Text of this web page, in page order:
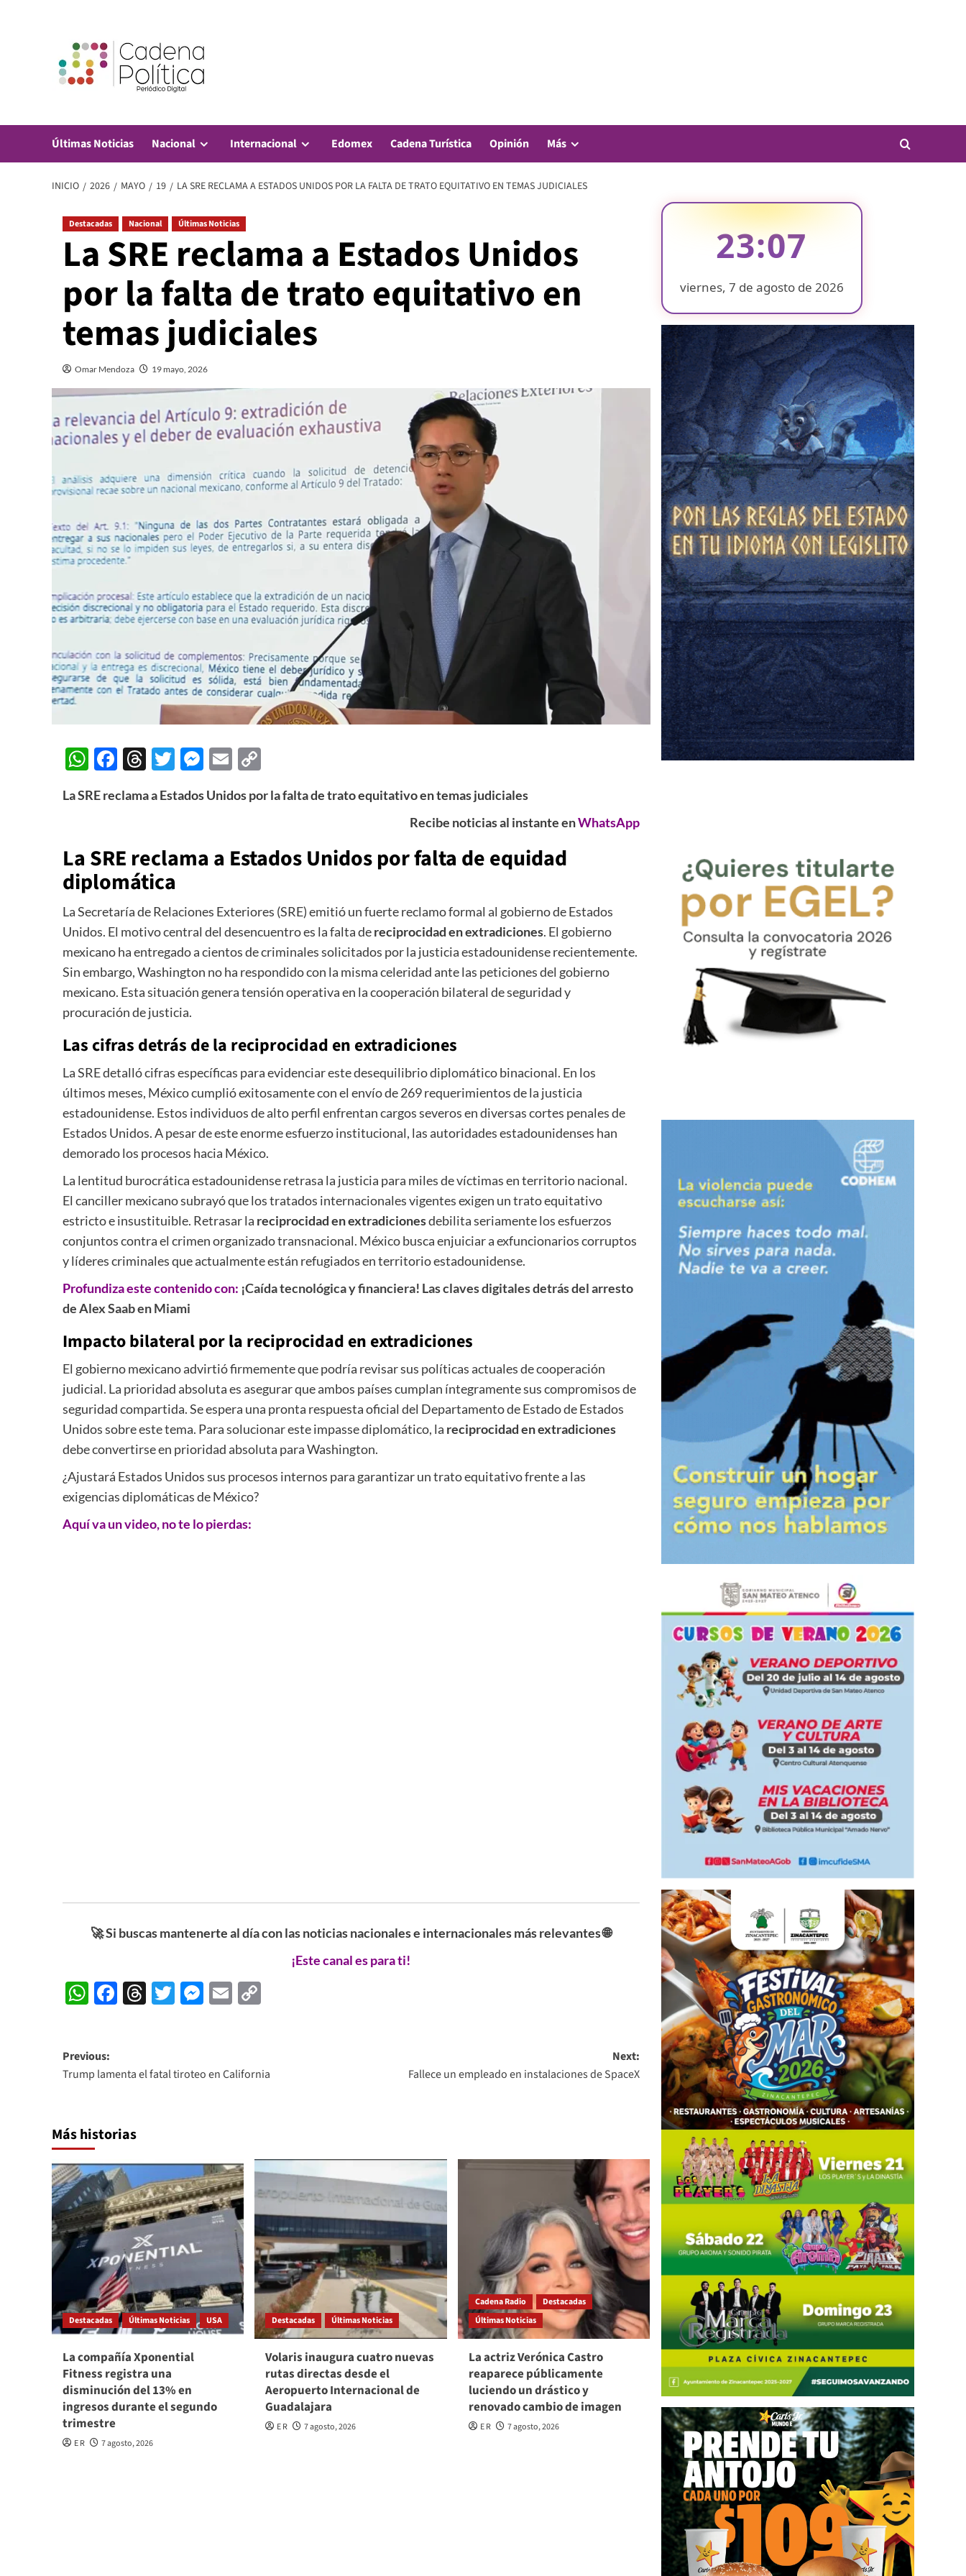
Últimas Noticias Nacional Internacional Edomex Cadena Turística Opinión Más
INICIO 2026 MAYO 19 LA SRE RECLAMA A ESTADOS UNIDOS POR LA FALTA DE TRATO EQUITATIVO EN TEMAS JUDICIALES
Destacadas Nacional Últimas Noticias
La SRE reclama a Estados Unidos
por la falta de trato equitativo en
temas judiciales
Omar Mendoza 19 mayo, 2026
WhatsApp
Facebook
Threads
Twitter
Messenger
Email
La SRE reclama a Estados Unidos por la falta de trato equitativo en temas judiciales
Recibe noticias al instante enWhatsApp
La SRE reclama a Estados Unidos por falta de equidad
diplomática
La Secretaría de Relaciones Exteriores (SRE) emitió un fuerte reclamo formal al gobierno de Estados
Unidos. El motivo central del desencuentro es la falta dereciprocidad en extradiciones. El gobierno
mexicano ha entregado a cientos de criminales solicitados por la justicia estadounidense recientemente.
Sin embargo, Washington no ha respondido con la misma celeridad ante las peticiones del gobierno
mexicano. Esta situación genera tensión operativa en la cooperación bilateral de seguridad y
procuración de justicia.
Las cifras detrás de la reciprocidad en extradiciones
La SRE detalló cifras específicas para evidenciar este desequilibrio diplomático binacional. En los
últimos meses, México cumplió exitosamente con el envío de 269 requerimientos de la justicia
estadounidense. Estos individuos de alto perfil enfrentan cargos severos en diversas cortes penales de
Estados Unidos. A pesar de este enorme esfuerzo institucional, las autoridades estadounidenses han
demorado los procesos hacia México.
La lentitud burocrática estadounidense retrasa la justicia para miles de víctimas en territorio nacional.
El canciller mexicano subrayó que los tratados internacionales vigentes exigen un trato equitativo
estricto e insustituible. Retrasar la reciprocidad en extradicionesdebilita seriamente los esfuerzos
conjuntos contra el crimen organizado transnacional. México busca enjuiciar a exfuncionarios corruptos
y líderes criminales que actualmente están refugiados en territorio estadounidense.
Profundiza este contenido con: ¡Caída tecnológica y financiera! Las claves digitales detrás del arresto
de Alex Saab en Miami
Impacto bilateral por la reciprocidad en extradiciones
El gobierno mexicano advirtió firmemente que podría revisar sus políticas actuales de cooperación
judicial. La prioridad absoluta es asegurar que ambos países cumplan íntegramente sus compromisos de
seguridad compartida. Se espera una pronta respuesta oficial del Departamento de Estado de Estados
Unidos sobre este tema. Para solucionar este impasse diplomático, la reciprocidad en extradiciones
debe convertirse en prioridad absoluta para Washington.
¿Ajustará Estados Unidos sus procesos internos para garantizar un trato equitativo frente a las
exigencias diplomáticas de México?
Aquí va un video, no te lo pierdas:
🚀 Si buscas mantenerte al día con las noticias nacionales e internacionales más relevantes 🌐
¡Este canal es para ti!
WhatsApp
Facebook
Threads
Twitter
Messenger
Email
Post
navigation
Previous:
Trump lamenta el fatal tiroteo en California
Next:
Fallece un empleado en instalaciones de SpaceX
Más historias
Destacadas Últimas Noticias USA
La compañía Xponential
Fitness registra una
disminución del 13% en
ingresos durante el segundo
trimestre
E R 7 agosto, 2026
Destacadas Últimas Noticias
Volaris inaugura cuatro nuevas
rutas directas desde el
Aeropuerto Internacional de
Guadalajara
E R 7 agosto, 2026
Cadena Radio
Destacadas
Últimas Noticias
La actriz Verónica Castro
reaparece públicamente
luciendo un drástico y
renovado cambio de imagen
E R 7 agosto, 2026
23:07
viernes, 7 de agosto de 2026
❄
❄
❄ ❄
❄
❄